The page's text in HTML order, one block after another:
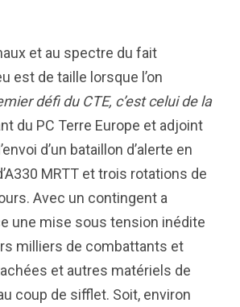
et au spectre du fait
est de taille lorsque l’on
défi du CTE, c’est celui de la
du PC Terre Europe et adjoint
d’un bataillon d’alerte en
MRTT et trois rotations de
Avec un contingent a
une mise sous tension inédite
milliers de combattants et
et autres matériels de
coup de sifflet. Soit, environ